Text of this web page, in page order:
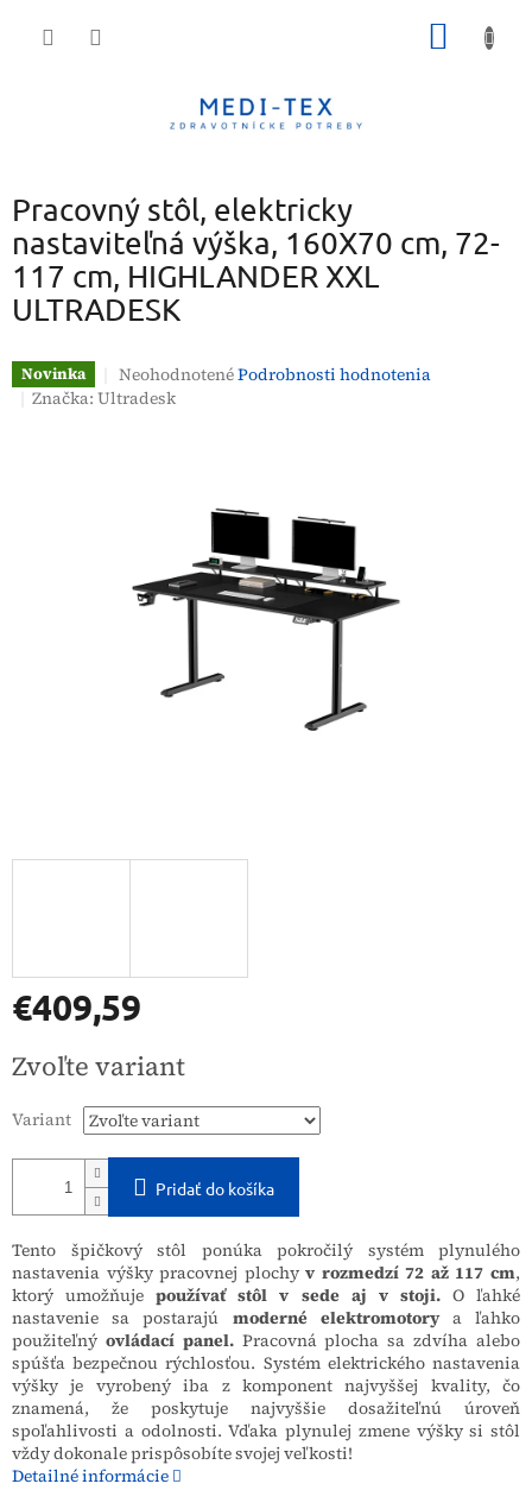
Pracovný stôl, elektricky
nastaviteľná výška, 160X70 cm, 72-
117 cm, HIGHLANDER XXL
ULTRADESK
Novinka
Priemerné
hodnotenie
hviezdičiek.
NeohodnotenéPodrobnosti hodnotenia
Značka:Ultradesk
€409,59
cena:
Zvoľte variant
Variant
Pridať do košíka
Tento špičkový stôl ponúka pokročilý systém plynulého
nastavenia výšky pracovnej plochy v rozmedzí 72 až 117 cm,
ktorý umožňuje používať stôl v sede aj v stoji. O ľahké
nastavenie sa postarajú moderné elektromotory a ľahko
použiteľný ovládací panel. Pracovná plocha sa zdvíha alebo
spúšťa bezpečnou rýchlosťou. Systém elektrického nastavenia
výšky je vyrobený iba z komponent najvyššej kvality, čo
znamená, že poskytuje najvyššie dosažiteľnú úroveň
spoľahlivosti a odolnosti. Vďaka plynulej zmene výšky si stôl
vždy dokonale prispôsobíte svojej veľkosti!
Detailné informácie